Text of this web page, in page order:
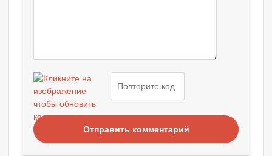
Отправить комментарий